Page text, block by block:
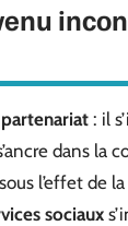
partenariat : il
dans la
sous l’effet de la
sociaux